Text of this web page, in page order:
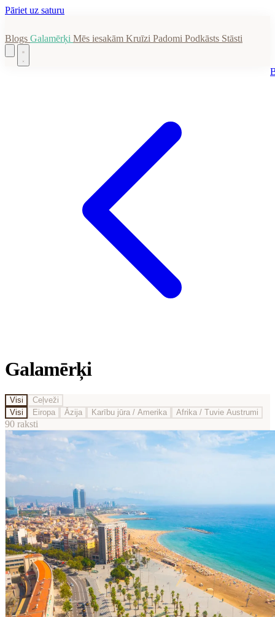
Pāriet uz saturu
Blogs Galamērķi Mēs iesakām Kruīzi Padomi Podkāsts Stāsti
Galamērķi
Visi
Ceļveži
Visi
Eiropa Āzija Karību jūra / Amerika Afrika / Tuvie Austrumi
90 raksti